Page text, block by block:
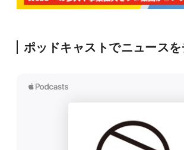
ポッドキャストでニュースを